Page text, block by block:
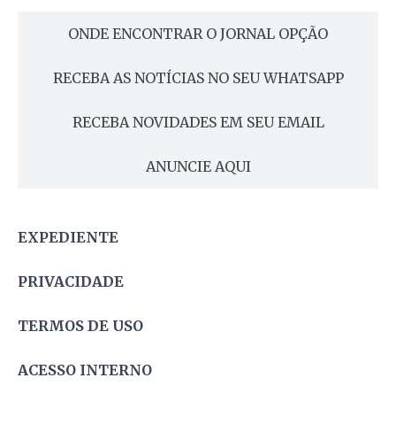
ONDE ENCONTRAR O JORNAL OPÇÃO
RECEBA AS NOTÍCIAS NO SEU WHATSAPP
RECEBA NOVIDADES EM SEU EMAIL
ANUNCIE AQUI
EXPEDIENTE
PRIVACIDADE
TERMOS DE USO
ACESSO INTERNO